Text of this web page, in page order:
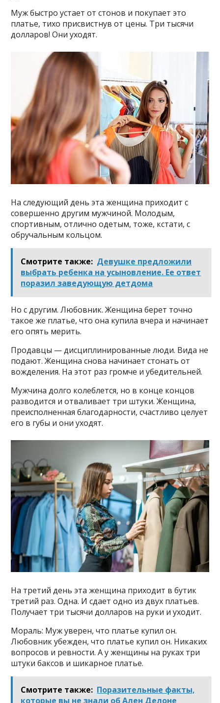
Муж быстро устает от стонов и покупает это
платье, тихо присвистнув от цены. Три тысячи
долларов! Они уходят.
На следующий день эта женщина приходит с
совершенно другим мужчиной. Молодым,
спортивным, отлично одетым, тоже, кстати, с
обручальным кольцом.
Смотрите также: Девушке предложили
выбрать ребенка на усыновление. Ее ответ
поразил заведующую детдома
Но с другим. Любовник. Женщина берет точно
такое же платье, что она купила вчера и начинает
его опять мерить.
Продавцы — дисциплинированные люди. Вида не
подают. Женщина снова начинает стонать от
вожделения. На этот раз громче и убедительней.
Мужчина долго колеблется, но в конце концов
разводится и отваливает три штуки. Женщина,
преисполненная благодарности, счастливо целует
его в губы и они уходят.
На третий день эта женщина приходит в бутик
третий раз. Одна. И сдает одно из двух платьев.
Получает три тысячи долларов на руки и уходит.
Мораль: Муж уверен, что платье купил он.
Любовник убежден, что платье купил он. Никаких
вопросов и ревности. А у женщины на руках три
штуки баксов и шикарное платье.
Смотрите также: Поразительные факты,
которые вы не знали об Ален Делоне